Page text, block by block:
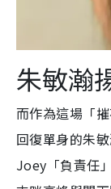
朱敏瀚
而作為這場「
回復單身的朱
Joey「負責任